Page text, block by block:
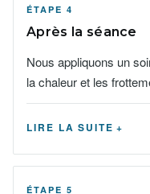
ÉTAPE 4
Après la séance
Nous appliquons un
la chaleur et les
LIRE LA SUITE
ÉTAPE 5